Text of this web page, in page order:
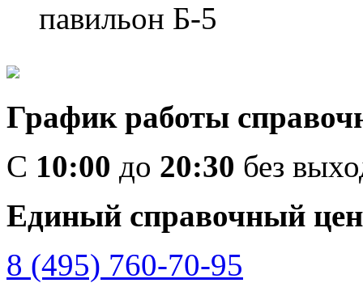
павильон Б-5
График работы
C 10:00 до 20:30 без
Единый справочный
8 (495) 760-70-95